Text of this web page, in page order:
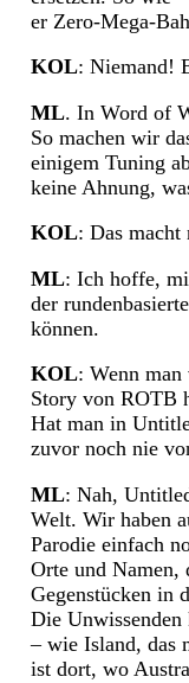
er Zero-Mega-
KOL: Niemand!
ML. In Word of
So machen wir
einigem Tuning
keine Ahnung,
KOL: Das macht
ML: Ich hoffe,
der
können.
KOL: Wenn man
Story von ROTB
Hat man in
zuvor noch nie
ML: Nah,
Welt. Wir haben
Parodie einfach
Orte und
Gegenstücken in
Die
– wie Island, das
ist dort, wo